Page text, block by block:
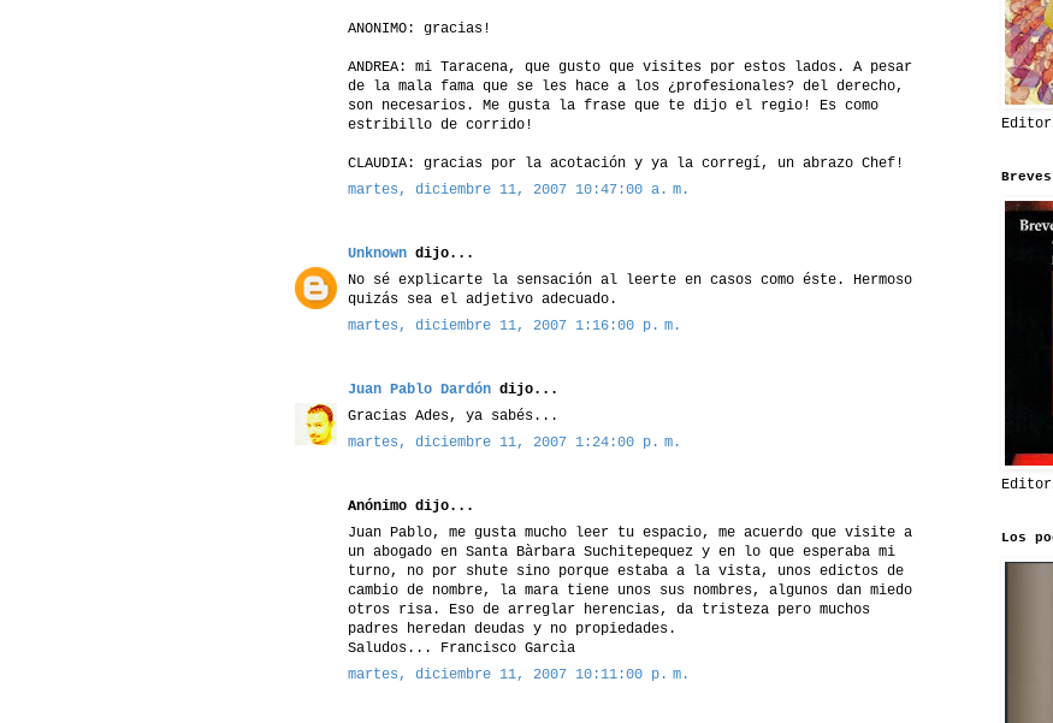
ANONIMO: gracias!
ANDREA: mi Taracena, que gusto que visites por estos lados. A pesar
de la mala fama que se les hace a los ¿profesionales? del derecho,
son necesarios. Me gusta la frase que te dijo el regio! Es como
estribillo de corrido!
CLAUDIA: gracias por la acotación y ya la corregí, un abrazo Chef!
martes, diciembre 11, 2007 10:47:00 a. m.
Unknown dijo...
No sé explicarte la sensación al leerte en casos como éste. Hermoso
quizás sea el adjetivo adecuado.
martes, diciembre 11, 2007 1:16:00 p. m.
Juan Pablo Dardón dijo...
Gracias Ades, ya sabés...
martes, diciembre 11, 2007 1:24:00 p. m.
Anónimo dijo...
Juan Pablo, me gusta mucho leer tu espacio, me acuerdo que visite a
un abogado en Santa Bàrbara Suchitepequez y en lo que esperaba mi
turno, no por shute sino porque estaba a la vista, unos edictos de
cambio de nombre, la mara tiene unos sus nombres, algunos dan miedo
otros risa. Eso de arreglar herencias, da tristeza pero muchos
padres heredan deudas y no propiedades.
Saludos... Francisco Garcìa
martes, diciembre 11, 2007 10:11:00 p. m.
Los